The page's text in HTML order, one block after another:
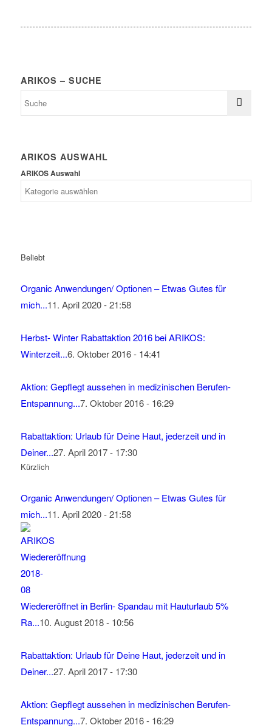
ARIKOS – SUCHE
ARIKOS AUSWAHL
ARIKOS Auswahl
Beliebt
Organic Anwendungen/ Optionen – Etwas Gutes für
mich...11. April 2020 - 21:58
Herbst- Winter Rabattaktion 2016 bei ARIKOS:
Winterzeit...6. Oktober 2016 - 14:41
Aktion: Gepflegt aussehen in medizinischen Berufen-
Entspannung...7. Oktober 2016 - 16:29
Rabattaktion: Urlaub für Deine Haut, jederzeit und in
Deiner...27. April 2017 - 17:30
Kürzlich
Organic Anwendungen/ Optionen – Etwas Gutes für
mich...11. April 2020 - 21:58
Wiedereröffnet in Berlin- Spandau mit Hauturlaub 5%
Ra...10. August 2018 - 10:56
Rabattaktion: Urlaub für Deine Haut, jederzeit und in
Deiner...27. April 2017 - 17:30
Aktion: Gepflegt aussehen in medizinischen Berufen-
Entspannung...7. Oktober 2016 - 16:29